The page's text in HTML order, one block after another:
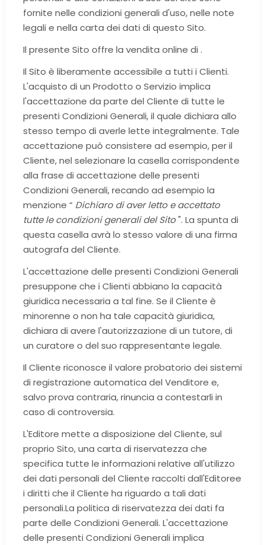
fornite nelle condizioni generali d'uso, nelle note
legali e nella carta dei dati di questo Sito.
Il presente Sito offre la vendita online di .
Il Sito è liberamente accessibile a tutti i Clienti.
L'acquisto di un Prodotto o Servizio implica
l'accettazione da parte del Cliente di tutte le
presenti Condizioni Generali, il quale dichiara allo
stesso tempo di averle lette integralmente. Tale
accettazione può consistere ad esempio, per il
Cliente, nel selezionare la casella corrispondente
alla frase di accettazione delle presenti
Condizioni Generali, recando ad esempio la
menzione “ Dichiaro di aver letto e accettato
tutte le condizioni generali del Sito". La spunta di
questa casella avrà lo stesso valore di una firma
autografa del Cliente.
L'accettazione delle presenti Condizioni Generali
presuppone che i Clienti abbiano la capacità
giuridica necessaria a tal fine. Se il Cliente è
minorenne o non ha tale capacità giuridica,
dichiara di avere l'autorizzazione di un tutore, di
un curatore o del suo rappresentante legale.
Il Cliente riconosce il valore probatorio dei sistemi
di registrazione automatica del Venditore e,
salvo prova contraria, rinuncia a contestarli in
caso di controversia.
L'Editore mette a disposizione del Cliente, sul
proprio Sito, una carta di riservatezza che
specifica tutte le informazioni relative all'utilizzo
dei dati personali del Cliente raccolti dall'Editoree
i diritti che il Cliente ha riguardo a tali dati
personali.La politica di riservatezza dei dati fa
parte delle Condizioni Generali. L'accettazione
delle presenti Condizioni Generali implica